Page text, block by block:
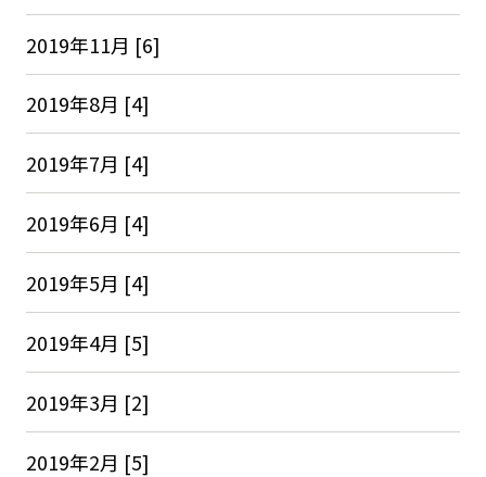
2019年11月 [6]
2019年8月 [4]
2019年7月 [4]
2019年6月 [4]
2019年5月 [4]
2019年4月 [5]
2019年3月 [2]
2019年2月 [5]